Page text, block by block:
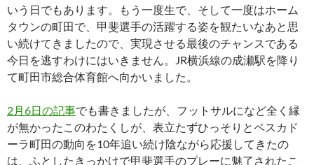
いう日でもあります。もう一度生で、そして一度はホーム
タウンの町田で、甲斐選手の活躍する姿を観たいなあと思
い続けてきましたので、実現させる最後のチャンスである
今日を逃すわけにはいきません。JR横浜線の成瀬駅を降り
て町田市総合体育館へ向かいました。
2月6日の記事でも書きましたが、フットサルになど全く縁
が無かったこのわたくしが、表立たずひっそりとペスカド
ーラ町田の動向を10年追い続け陰ながら応援してきたの
は、ふとしたきっかけで甲斐選手のプレーに魅了されたこ